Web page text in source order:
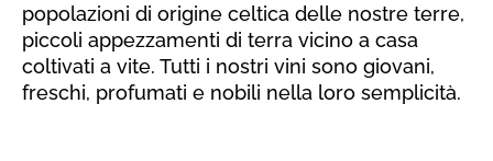
popolazioni di origine celtica delle nostre terre,
piccoli appezzamenti di terra vicino a casa
coltivati a vite. Tutti i nostri vini sono giovani,
freschi, profumati e nobili nella loro semplicità.